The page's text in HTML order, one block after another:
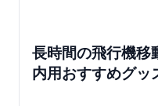
長時間の飛行機移
内用おすすめグッ